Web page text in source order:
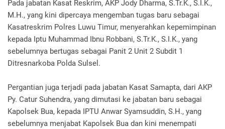
Pada jabatan Kasat Reskrim, AKP Jody Dharma, S.Tr.K., S.I.K.,
M.H., yang kini dipercaya mengemban tugas baru sebagai
Kasatreskrim Polres Luwu Timur, menyerahkan kepemimpinan
kepada Iptu Muhammad Ibnu Robbani, S.Tr.K., S.I.K., yang
sebelumnya bertugas sebagai Panit 2 Unit 2 Subdit 1
Ditresnarkoba Polda Sulsel.
Pergantian juga terjadi pada jabatan Kasat Samapta, dari AKP
Py. Catur Suhendra, yang dimutasi ke jabatan baru sebagai
Kapolsek Bua, kepada IPTU Anwar Syamsuddin, S.H., yang
sebelumnya menjabat Kapolsek Bua dan kini menempati